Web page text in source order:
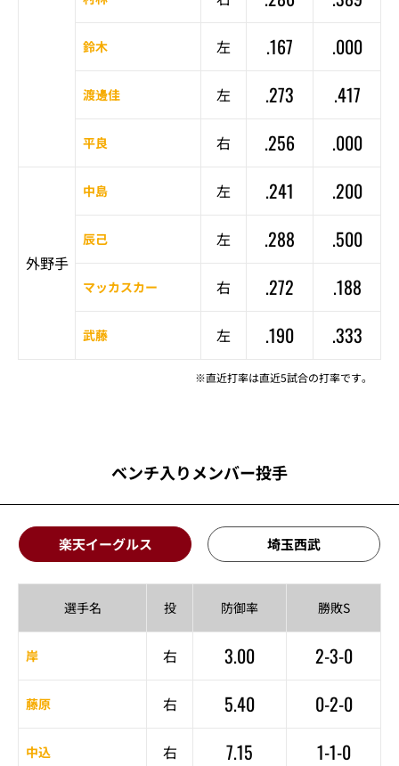
鈴木 左 .167 .000
渡邊佳 左 .273 .417
平良 右 .256 .000
外野手
中島 左 .241 .200
辰己 左 .288 .500
マッカスカー 右 .272 .188
武藤 左 .190 .333
※直近打率は直近5試合の打率です。
ベンチ入りメンバー投手
楽天イーグルス 埼玉西武
選手名 投 防御率 勝敗S
岸 右 3.00 2-3-0
藤原 右 5.40 0-2-0
中込 右 7.15 1-1-0